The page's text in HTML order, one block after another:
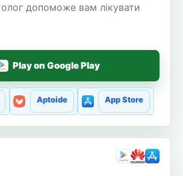
допоможе вам лікувати
Play on Google Play
Aptoide App Store